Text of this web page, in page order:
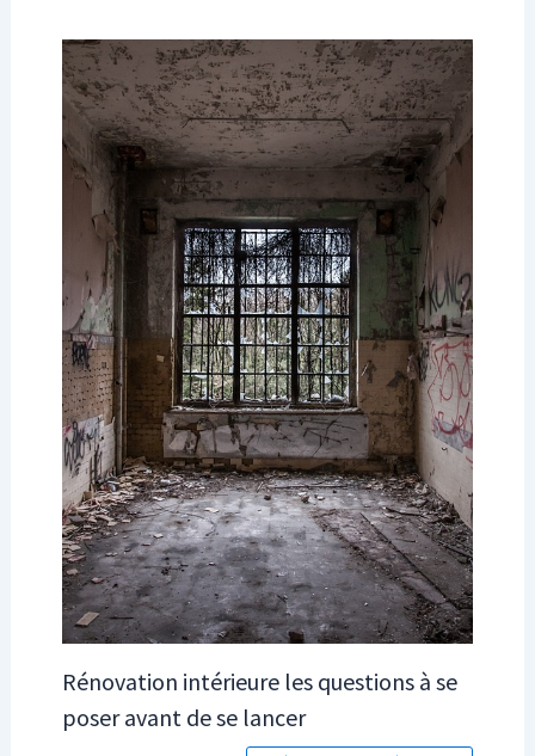
Rénovation intérieure les questions à se
poser avant de se lancer